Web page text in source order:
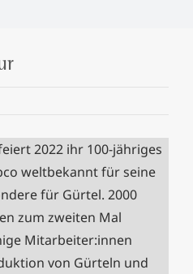
2022 ihr 100-jähriges
weltbekannt für seine
für Gürtel. 2000
zum zweiten Mal
Mitarbeiter:innen
von Gürteln und